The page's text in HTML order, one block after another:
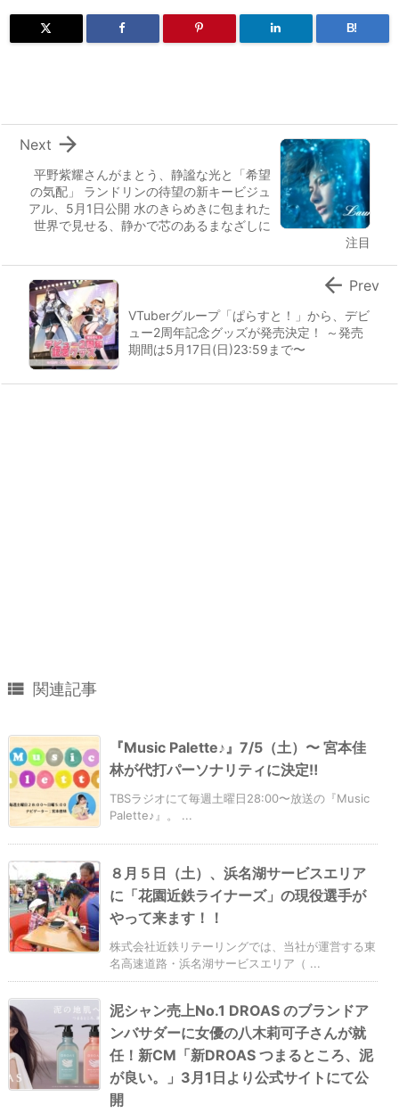
B!
平野紫耀さんがまとう、静謐な光と「希望
の気配」 ランドリンの待望の新キービジュ
アル、5月1日公開 水のきらめきに包まれた
世界で見せる、静かで芯のあるまなざしに
注目

Next
VTuberグループ「ぱらすと！」から、デビ
ュー2周年記念グッズが発売決定！ ～発売
期間は5月17日(日)23:59まで〜
 Prev
 関連記事
『Music Palette♪』7/5（土）〜 宮本佳
林が代打パーソナリティに決定‼︎
TBSラジオにて毎週土曜日28:00〜放送の『Music
Palette♪』。 ...
８月５日（土）、浜名湖サービスエリア
に「花園近鉄ライナーズ」の現役選手が
やって来ます！！
株式会社近鉄リテーリングでは、当社が運営する東
名高速道路・浜名湖サービスエリア（ ...
泥シャン売上No.1 DROAS のブランドア
ンバサダーに⼥優の八木莉可子さんが就
任！新CM「新DROAS つまるところ、泥
が良い。」3月1日より公式サイトにて公
開